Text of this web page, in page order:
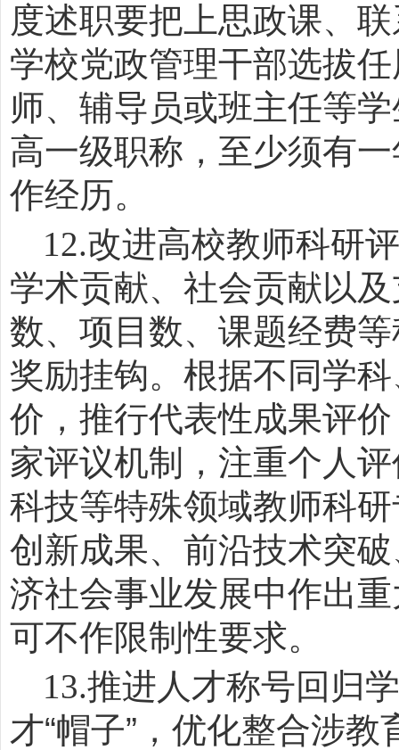
度述职要把上思政课、
学校党政管理干部选拔
师、辅导员或班主任等
高一级职称，至少须有
作经历。
12.改进高校教师科研
学术贡献、社会贡献以
数、项目数、课题经费
奖励挂钩。根据不同学
价，推行代表性成果评
家评议机制，注重个人
科技等特殊领域教师科
创新成果、前沿技术突
济社会事业发展中作出
可不作限制性要求。
13.推进人才称号回归
才“帽子” ，优化整合涉